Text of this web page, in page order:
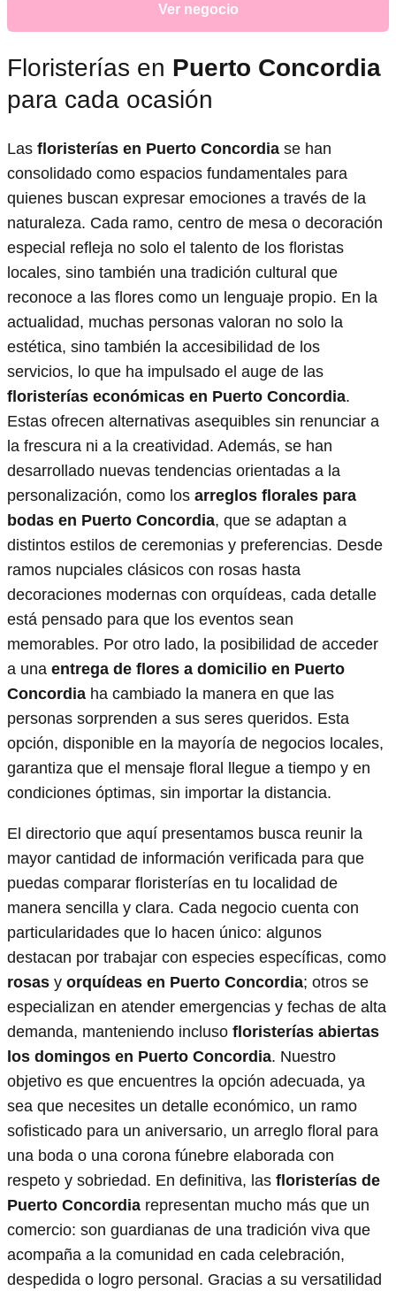
Ver negocio
Floristerías en Puerto Concordia
para cada ocasión
Las floristerías en Puerto Concordia se han
consolidado como espacios fundamentales para
quienes buscan expresar emociones a través de la
naturaleza. Cada ramo, centro de mesa o decoración
especial refleja no solo el talento de los floristas
locales, sino también una tradición cultural que
reconoce a las flores como un lenguaje propio. En la
actualidad, muchas personas valoran no solo la
estética, sino también la accesibilidad de los
servicios, lo que ha impulsado el auge de las
floristerías económicas en Puerto Concordia.
Estas ofrecen alternativas asequibles sin renunciar a
la frescura ni a la creatividad. Además, se han
desarrollado nuevas tendencias orientadas a la
personalización, como los arreglos florales para
bodas en Puerto Concordia, que se adaptan a
distintos estilos de ceremonias y preferencias. Desde
ramos nupciales clásicos con rosas hasta
decoraciones modernas con orquídeas, cada detalle
está pensado para que los eventos sean
memorables. Por otro lado, la posibilidad de acceder
a una entrega de flores a domicilio en Puerto
Concordia ha cambiado la manera en que las
personas sorprenden a sus seres queridos. Esta
opción, disponible en la mayoría de negocios locales,
garantiza que el mensaje floral llegue a tiempo y en
condiciones óptimas, sin importar la distancia.
El directorio que aquí presentamos busca reunir la
mayor cantidad de información verificada para que
puedas comparar floristerías en tu localidad de
manera sencilla y clara. Cada negocio cuenta con
particularidades que lo hacen único: algunos
destacan por trabajar con especies específicas, como
rosas y orquídeas en Puerto Concordia; otros se
especializan en atender emergencias y fechas de alta
demanda, manteniendo incluso floristerías abiertas
los domingos en Puerto Concordia. Nuestro
objetivo es que encuentres la opción adecuada, ya
sea que necesites un detalle económico, un ramo
sofisticado para un aniversario, un arreglo floral para
una boda o una corona fúnebre elaborada con
respeto y sobriedad. En definitiva, las floristerías de
Puerto Concordia representan mucho más que un
comercio: son guardianas de una tradición viva que
acompaña a la comunidad en cada celebración,
despedida o logro personal. Gracias a su versatilidad